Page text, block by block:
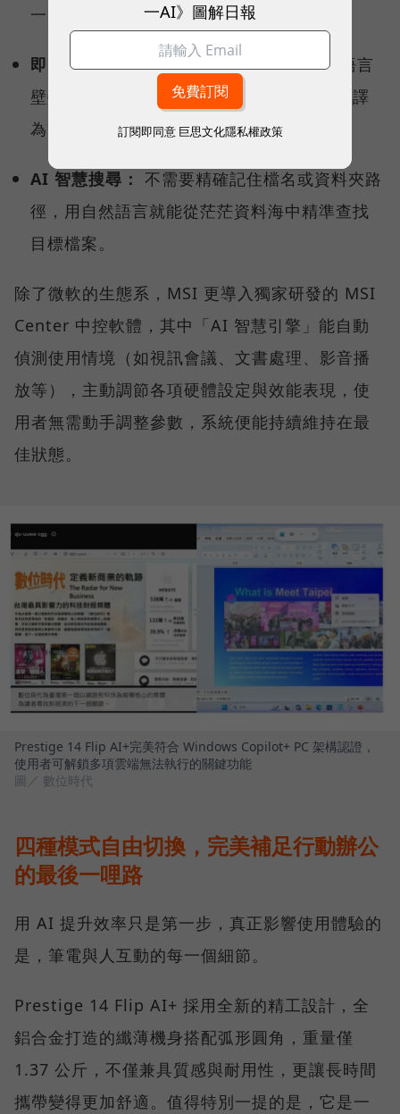
一步行動，快速啟動後續工作流程。
即時字幕翻譯（Live Captions）：打破語言
壁壘，跨國視訊會議時，即時將多國語言翻譯
為繁體中文。
AI 智慧搜尋： 不需要精確記住檔名或資料夾路
徑，用自然語言就能從茫茫資料海中精準查找
目標檔案。
除了微軟的生態系，MSI 更導入獨家研發的 MSI
Center 中控軟體，其中「AI 智慧引擎」能自動
偵測使用情境（如視訊會議、文書處理、影音播
放等），主動調節各項硬體設定與效能表現，使
用者無需動手調整參數，系統便能持續維持在最
佳狀態。
Prestige 14 Flip AI+完美符合 Windows Copilot+ PC 架構認證，
使用者可解鎖多項雲端無法執行的關鍵功能
圖／ 數位時代
四種模式自由切換，完美補足行動辦公
的最後一哩路
用 AI 提升效率只是第一步，真正影響使用體驗的
是，筆電與人互動的每一個細節。
Prestige 14 Flip AI+ 採用全新的精工設計，全
鋁合金打造的纖薄機身搭配弧形圓角，重量僅
1.37 公斤，不僅兼具質感與耐用性，更讓長時間
攜帶變得更加舒適。值得特別一提的是，它是一
一AI》圖解日報
訂閱即同意 巨思文化隱私權政策